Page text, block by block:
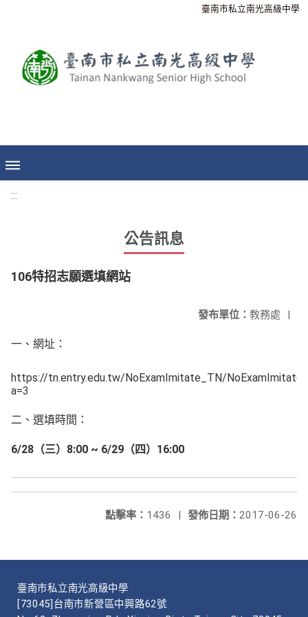
臺南市私立南光高級中學
:::
公告訊息
106特招志願選填網站
發布單位： 教務處 |
一、網址：
https://tn.entry.edu.tw/NoExamImitate_TN/
a=3
二、選填時間：
6/28（三）8:00 ~ 6/29（四）16:00
發佈日期： 2017-06-26
點擊率： 1436 |
臺南市私立南光高級中學
[73045]台南市新營區中興路62號